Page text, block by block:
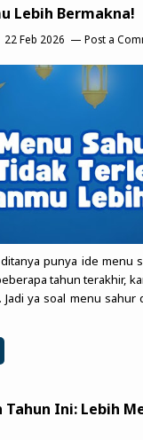
Lebih Bermakna!
22 Feb 2026 Post a
punya ide menu
tahun terakhir,
Jadi ya soal menu sahur
Tahun Ini: Lebih